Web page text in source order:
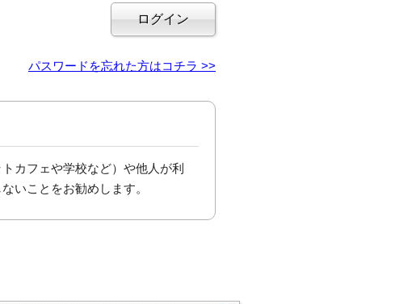
パスワードを忘れた方はコチラ >>
カフェや学校など）や他人が利
いことをお勧めします。